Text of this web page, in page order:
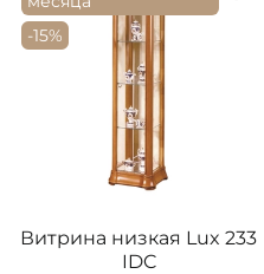
-15%
Витрина низкая Lux 233
IDC